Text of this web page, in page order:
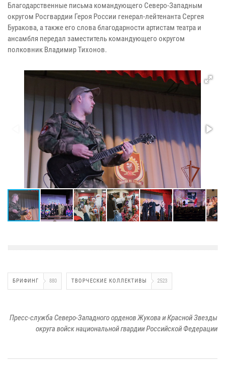
Благодарственные письма командующего Северо-Западным
округом Росгвардии Героя России генерал-лейтенанта Сергея
Буракова, а также его слова благодарности артистам театра и
ансамбля передал заместитель командующего округом
полковник Владимир Тихонов.
БРИФИНГ 880 ТВОРЧЕСКИЕ КОЛЛЕКТИВЫ 2523
Пресс-служба Северо-Западного орденов Жукова и Красной Звезды
округа войск национальной гвардии Российской Федерации